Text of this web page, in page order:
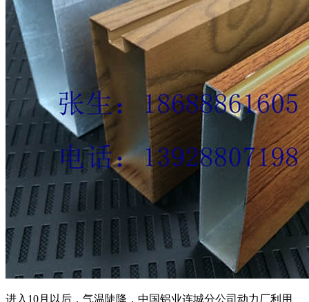
进入10月以后，气温陡降，中国铝业连城分公司动力厂利用